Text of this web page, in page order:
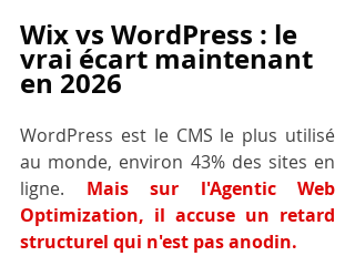
Wix vs WordPress : le
vrai écart maintenant
en 2026
WordPress est le CMS le plus utilisé
au monde, environ 43% des sites en
ligne. Mais sur l'Agentic Web
Optimization, il accuse un retard
structurel qui n'est pas anodin.